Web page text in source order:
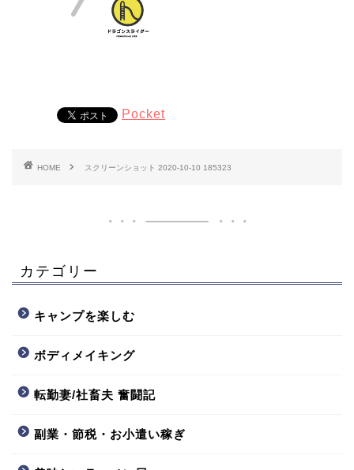
Pocket
HOME スクリーンショット 2020-10-10 185323
カテゴリー
キャンプを楽しむ
ボディメイキング
転勤妻/社畜夫 奮闘記
副業・節税・お小遣い稼ぎ